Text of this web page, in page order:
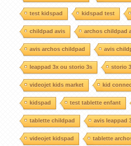
test kidspad kidspad test
childpad avis archos childpad
avis archos childpad avis
leappad 3x ou storio 3s storio 3
videojet kids market kid
kidspad test tablette enfant
tablette childpad avis leappad
videojet kidspad tablette